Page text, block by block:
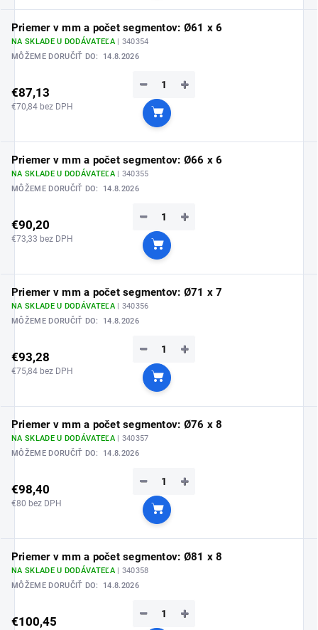
Priemer v mm a počet segmentov: Ø61 x 6
NA SKLADE U DODÁVATEĽA | 340354
MÔŽEME DORUČIŤ DO:
14.8.2026
€87,13
€70,84 bez DPH
+
−
Do košíka
Priemer v mm a počet segmentov: Ø66 x 6
NA SKLADE U DODÁVATEĽA | 340355
MÔŽEME DORUČIŤ DO:
14.8.2026
€90,20
€73,33 bez DPH
+
−
Do košíka
Priemer v mm a počet segmentov: Ø71 x 7
NA SKLADE U DODÁVATEĽA | 340356
MÔŽEME DORUČIŤ DO:
14.8.2026
€93,28
€75,84 bez DPH
+
−
Do košíka
Priemer v mm a počet segmentov: Ø76 x 8
NA SKLADE U DODÁVATEĽA | 340357
MÔŽEME DORUČIŤ DO:
14.8.2026
€98,40
€80 bez DPH
+
−
Do košíka
Priemer v mm a počet segmentov: Ø81 x 8
NA SKLADE U DODÁVATEĽA | 340358
MÔŽEME DORUČIŤ DO:
14.8.2026
€100,45 +
−